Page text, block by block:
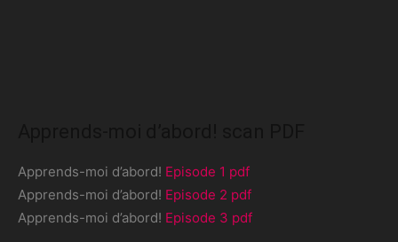
Apprends-moi d’abord! Episode 1 pdf
Apprends-moi d’abord! Episode 2 pdf
Apprends-moi d’abord! Episode 3 pdf